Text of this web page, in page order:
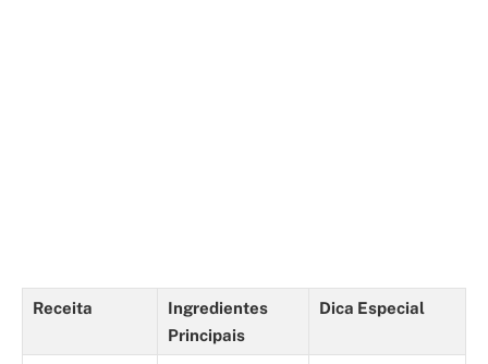
Receita
Ingredientes
Principais
Dica Especial